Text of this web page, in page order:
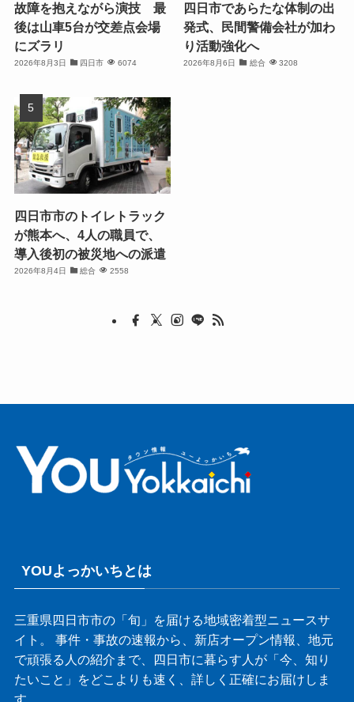
故障を抱えながら演技 最
後は山車5台が交差点会場
にズラリ
2026年8月3日 四日市 6074
四日市であらたな体制の出
発式、民間警備会社が加わ
り活動強化へ
2026年8月6日 総合 3208
四日市市のトイレトラック
が熊本へ、4人の職員で、
導入後初の被災地への派遣
2026年8月4日 総合 2558
YOUよっかいちとは
三重県四日市市の「旬」を届ける地域密着型ニュースサ
イト。 事件・事故の速報から、新店オープン情報、地元
で頑張る人の紹介まで、四日市に暮らす人が「今、知り
たいこと」をどこよりも速く、詳しく正確にお届けしま
す。